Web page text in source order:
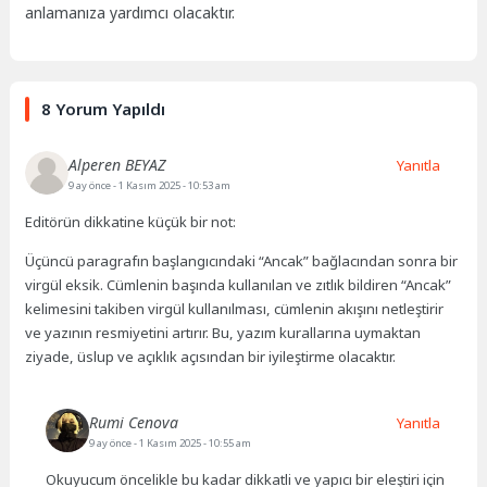
anlamanıza yardımcı olacaktır.
8 Yorum Yapıldı
Alperen BEYAZ
9 ay önce- 1 Kasım 2025 - 10:53 am
Editörün dikkatine küçük bir not:
Üçüncü paragrafın başlangıcındaki “Ancak” bağlacından sonra bir
virgül eksik. Cümlenin başında kullanılan ve zıtlık bildiren “Ancak”
kelimesini takiben virgül kullanılması, cümlenin akışını netleştirir
ve yazının resmiyetini artırır. Bu, yazım kurallarına uymaktan
ziyade, üslup ve açıklık açısından bir iyileştirme olacaktır.
Yanıtla
Rumi Cenova
9 ay önce- 1 Kasım 2025 - 10:55 am
Okuyucum öncelikle bu kadar dikkatli ve yapıcı bir eleştiri için
Yanıtla